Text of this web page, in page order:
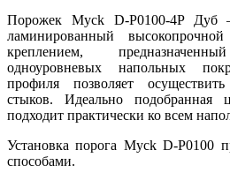
Порожек Myck D-P0100-4P Дуб
ламинированный
креплением,
одноуровневых напольных
профиля позволяет
стыков. Идеально подобранная
подходит практически ко всем
Установка порога Myck D-P0100
способами.